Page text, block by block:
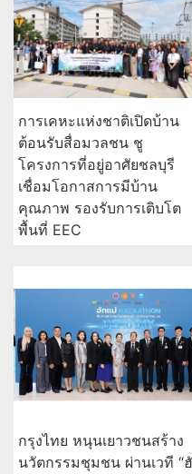
การเคหะแห่งชาติเปิดบ้าน
ต้อนรับสื่อมวลชน ชู
โครงการที่อยู่อาศัยชลบุรี
เชื่อมโอกาสการมีบ้าน
คุณภาพ รองรับการเติบโต
พื้นที่ EEC
กรุงไทย หนุนเยาวชนสร้าง
นวัตกรรมชุมชน ผ่านเวที “